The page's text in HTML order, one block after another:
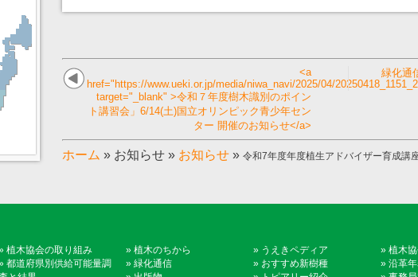
<a
href="https://www.ueki.or.jp/media/niwa_navi/2025/04/
target="_blank" >令和７年度樹木識別のポイン
ト講習会」6/14(土)国立オリンピック青少年セン
ター 開催のお知らせ</a>
緑化通
ホーム » お知らせ » お知らせ » 令和7年度年度植生アドバイザー育成講
植木協会の取り組み
都道府県別供給可能量調
» 植木のちから
» 緑化通信
» うえきペディア
» おすすめ新樹種
» 植木
» 沿革